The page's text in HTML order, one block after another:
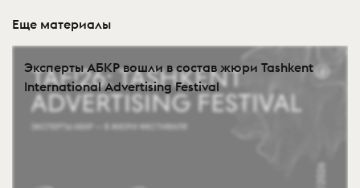
Еще материалы
Эксперты АБКР вошли в состав жюри Tashkent
International Advertising Festival